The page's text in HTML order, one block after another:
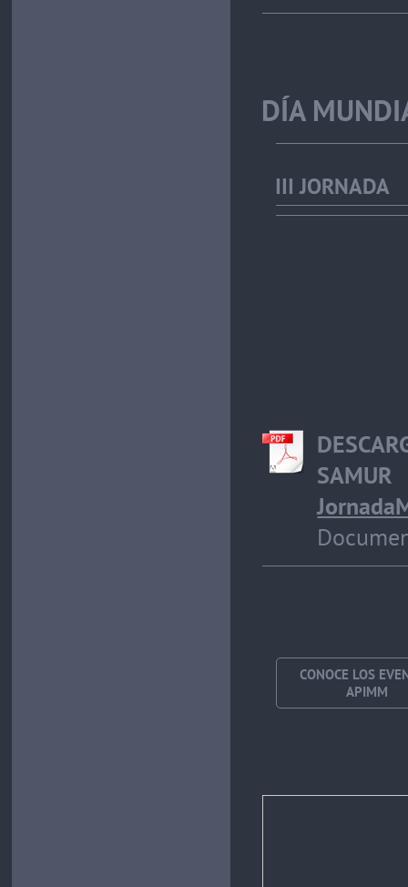
DÍA
III JORNADA
SAMUR
CONOCE LOS
APIMM